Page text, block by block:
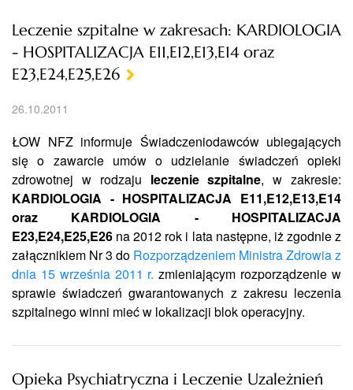
Leczenie szpitalne w zakresach: KARDIOLOGIA
- HOSPITALIZACJA E11,E12,E13,E14 oraz
E23,E24,E25,E26
26.10.2011
ŁOW NFZ informuje Świadczeniodawców ubiegających
się o zawarcie umów o udzielanie świadczeń opieki
zdrowotnej w rodzaju leczenie szpitalne, w zakresie:
KARDIOLOGIA - HOSPITALIZACJA E11,E12,E13,E14
oraz KARDIOLOGIA - HOSPITALIZACJA
E23,E24,E25,E26 na 2012 rok i lata następne, iż zgodnie z
załącznikiem Nr 3 do Rozporządzeniem Ministra Zdrowia z
dnia 15 września 2011 r. zmieniającym rozporządzenie w
sprawie świadczeń gwarantowanych z zakresu leczenia
szpitalnego winni mieć w lokalizacji blok operacyjny.
Opieka Psychiatryczna i Leczenie Uzależnień